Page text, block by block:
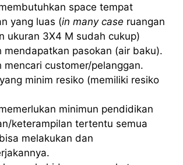
space tempat
yang luas (in many case ruangan
ukuran 3X4 M sudah cukup)
mendapatkan pasokan (air baku).
mencari customer/pelanggan.
minim resiko (memiliki resiko
minimun pendidikan
keterampilan tertentu semua
melakukan dan